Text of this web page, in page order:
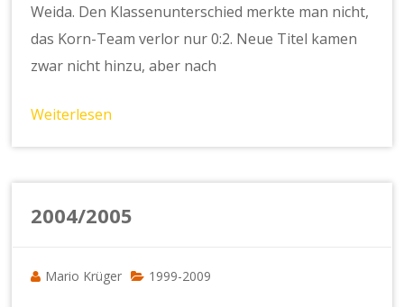
Weida. Den Klassenunterschied merkte man nicht,
das Korn-Team verlor nur 0:2. Neue Titel kamen
zwar nicht hinzu, aber nach
Weiterlesen
2004/2005
Mario Krüger 1999-2009